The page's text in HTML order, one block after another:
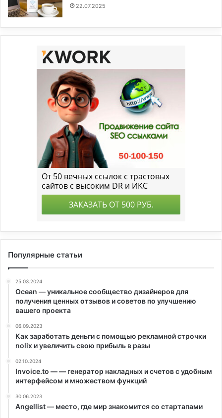
22.07.2025
Популярные статьи
25.03.2024
Ocean — уникальное сообщество дизайнеров для
получения ценных отзывов и советов по улучшению
вашего проекта
06.09.2023
Как заработать деньги с помощью рекламной строчки
nolix и увеличить свою прибыль в разы
02.10.2024
Invoice.to — — генератор накладных и счетов с удобным
интерфейсом и множеством функций
30.06.2023
Angellist — место, где мир знакомится со стартапами